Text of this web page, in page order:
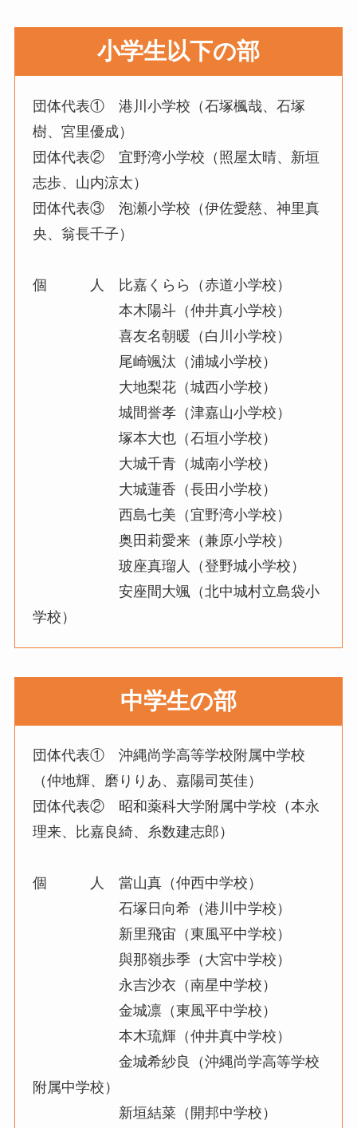
小学生以下の部
団体代表① 港川小学校（石塚楓哉、石塚
樹、宮里優成）
団体代表② 宜野湾小学校（照屋太晴、新垣
志歩、山内涼太）
団体代表③ 泡瀬小学校（伊佐愛慈、神里真
央、翁長千子）
個 人 比嘉くらら（赤道小学校）
本木陽斗（仲井真小学校）
喜友名朝暖（白川小学校）
尾崎颯汰（浦城小学校）
大地梨花（城西小学校）
城間誉孝（津嘉山小学校）
塚本大也（石垣小学校）
大城千青（城南小学校）
大城蓮香（長田小学校）
西島七美（宜野湾小学校）
奥田莉愛来（兼原小学校）
玻座真瑠人（登野城小学校）
安座間大颯（北中城村立島袋小
学校）
中学生の部
団体代表① 沖縄尚学高等学校附属中学校
（仲地輝、磨りりあ、嘉陽司英佳）
団体代表② 昭和薬科大学附属中学校（本永
理来、比嘉良綺、糸数建志郎）
個 人 當山真（仲西中学校）
石塚日向希（港川中学校）
新里飛宙（東風平中学校）
與那嶺歩季（大宮中学校）
永吉沙衣（南星中学校）
金城凛（東風平中学校）
本木琉輝（仲井真中学校）
金城希紗良（沖縄尚学高等学校
附属中学校）
新垣結菜（開邦中学校）